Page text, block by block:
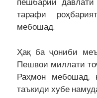
тарафи
мебошад.
Ҳақ ба ҷониби
Пешвои миллати
Раҳмон
таъкиди хубе